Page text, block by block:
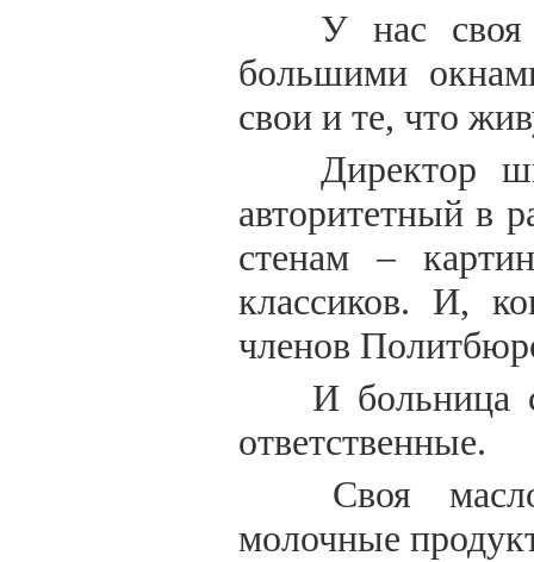
У нас своя
большими
свои и те, что
Директор
авторитетный в
стенам –
классиков. И,
членов
И больница
ответственные.
Своя
молочные